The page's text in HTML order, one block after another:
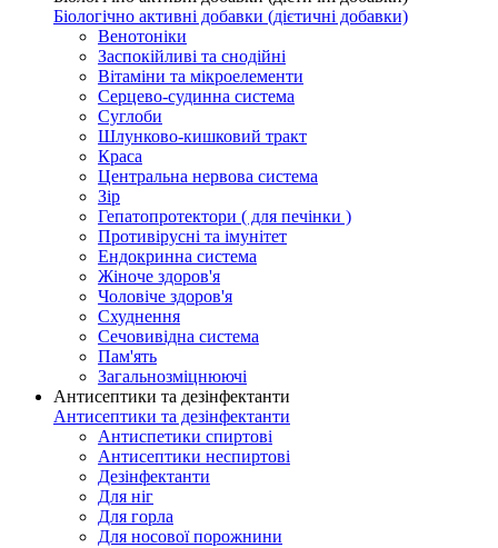
Біологічно активні добавки (дієтичні добавки)
Венотоніки
Заспокійливі та снодійні
Вітаміни та мікроелементи
Серцево-судинна система
Суглоби
Шлунково-кишковий тракт
Краса
Центральна нервова система
Зір
Гепатопротектори ( для печінки )
Противірусні та імунітет
Ендокринна система
Жіноче здоров'я
Чоловіче здоров'я
Схуднення
Сечовивідна система
Пам'ять
Загальнозміцнюючі
Антисептики та дезінфектанти
Антисептики та дезінфектанти
Антиспетики спиртові
Антисептики неспиртові
Дезінфектанти
Для ніг
Для горла
Для носової порожнини